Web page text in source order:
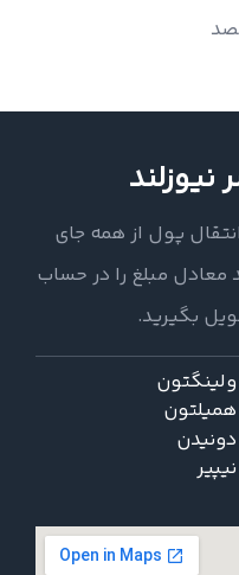
پول از همه جای
معادل مبلغ را در حساب
بگیرید.
ولینگتون
همیلتون
دونیدن
نیپیر